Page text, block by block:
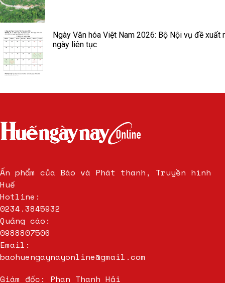
Ngày Văn hóa Việt Nam 2026: Bộ Nội vụ đề xuất
ngày liên tục
Ấn phẩm của Báo và Phát thanh, Truyền hình
Huế
Hotline:
0234.3845932
Quảng cáo:
0988807506
Email:
baohuengaynayonline@gmail.com
Giám đốc: Phan Thanh Hải